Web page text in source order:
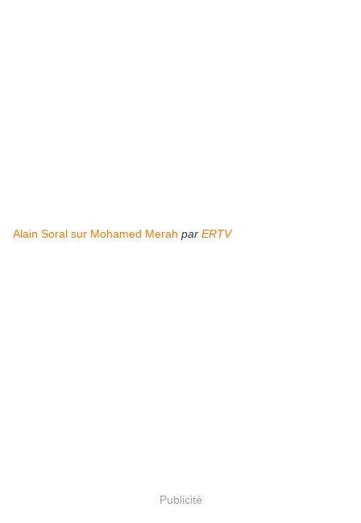
Alain Soral sur Mohamed Merah par ERTV
Publicité